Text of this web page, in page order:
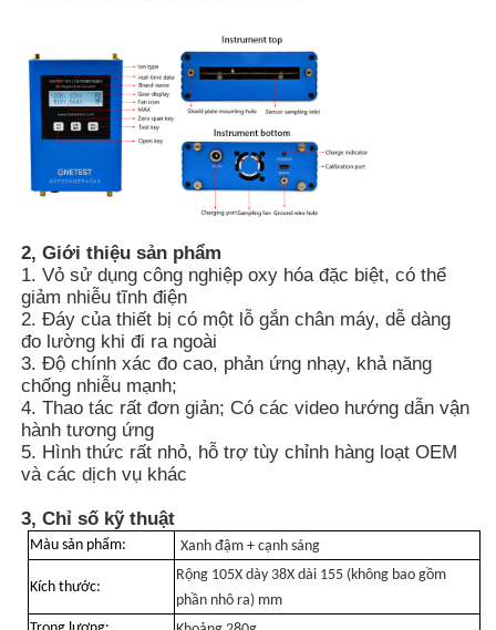
Sản phẩm
Video
Về chúng tôi
Tham quan nhà máy
Kiểm soát chất lượng
Liên hệ chúng tôi
Tin tức
Hiển thị các trường hợp
Yêu cầu báo giá
2, Giới thiệu sản phẩm
1. Vỏ sử dụng công nghiệp oxy hóa đặc biệt, có thể
giảm nhiễu tĩnh điện
2. Đáy của thiết bị có một lỗ gắn chân máy, dễ dàng
đo lường khi đi ra ngoài
3. Độ chính xác đo cao, phản ứng nhạy, khả năng
chống nhiễu mạnh;
4. Thao tác rất đơn giản; Có các video hướng dẫn vận
hành tương ứng
5. Hình thức rất nhỏ, hỗ trợ tùy chỉnh hàng loạt OEM
và các dịch vụ khác
3, Chỉ số kỹ thuật
Màu sản phẩm: Xanh đậm + cạnh sáng
Kích thước:
Rộng 105X dày 38X dài 155 (không bao gồm
phần nhô ra) mm